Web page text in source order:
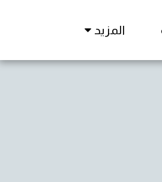
المزيد